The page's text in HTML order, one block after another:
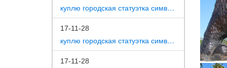
куплю городская статуэтка символ собака в метро москвы
17-11-28
куплю городская статуэтка символ собака на площади революции
17-11-28
Тем
Все до